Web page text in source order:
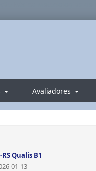
Avaliadores
RS Qualis B1
01-13